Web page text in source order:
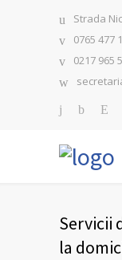
Strada
0765 477
0217 965
Servicii
la